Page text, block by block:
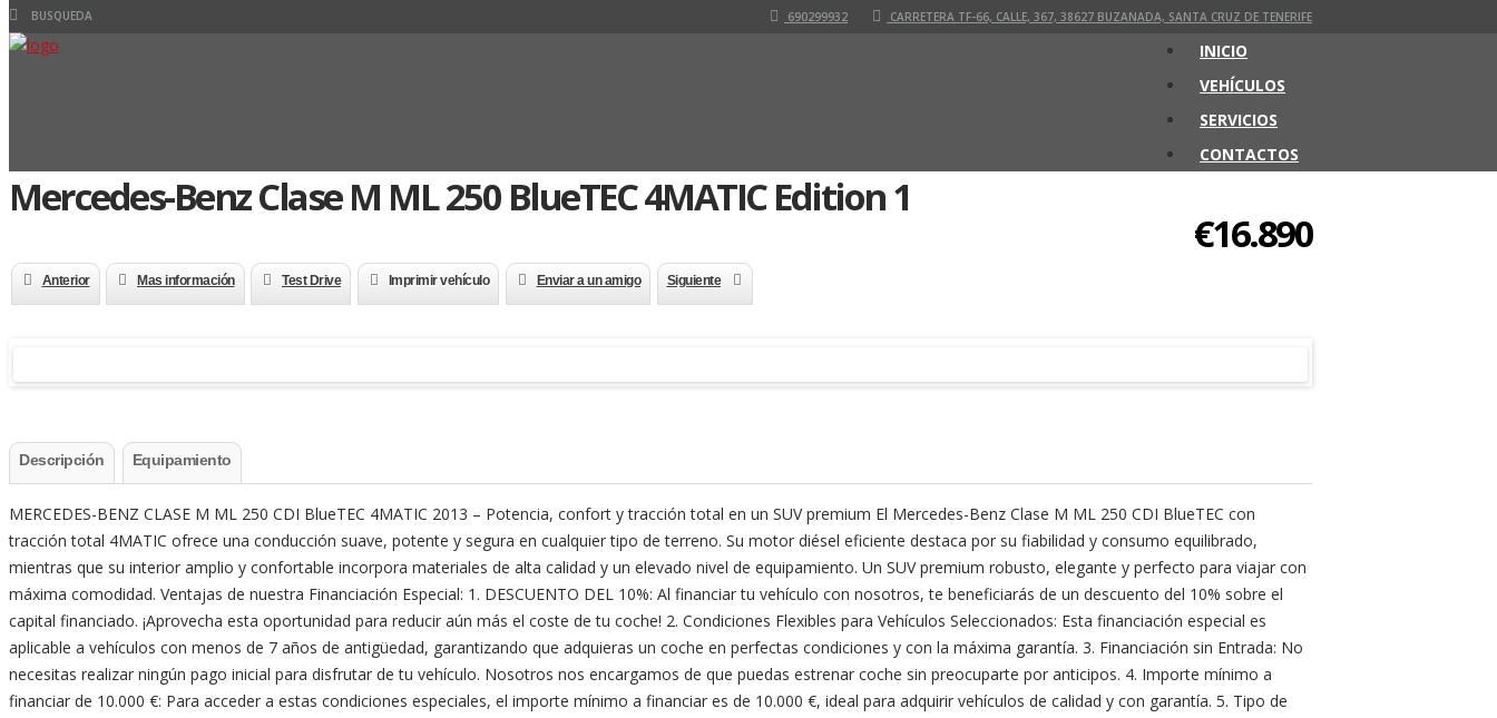
690299932 CARRETERA TF-66, CALLE, 367, 38627 BUZANADA, SANTA CRUZ DE TENERIFE
INICIO
VEHÍCULOS
SERVICIOS
CONTACTOS
Mercedes-Benz Clase M ML 250 BlueTEC 4MATIC Edition 1
€16.890
Anterior Mas información Test Drive Imprimir vehículo Enviar a un amigo Siguiente
Descripción Equipamiento
MERCEDES-BENZ CLASE M ML 250 CDI BlueTEC 4MATIC 2013 – Potencia, confort y tracción total en un SUV premium El Mercedes-Benz Clase M ML 250 CDI BlueTEC con
tracción total 4MATIC ofrece una conducción suave, potente y segura en cualquier tipo de terreno. Su motor diésel eficiente destaca por su fiabilidad y consumo equilibrado,
mientras que su interior amplio y confortable incorpora materiales de alta calidad y un elevado nivel de equipamiento. Un SUV premium robusto, elegante y perfecto para viajar con
máxima comodidad. Ventajas de nuestra Financiación Especial: 1. DESCUENTO DEL 10%: Al financiar tu vehículo con nosotros, te beneficiarás de un descuento del 10% sobre el
capital financiado. ¡Aprovecha esta oportunidad para reducir aún más el coste de tu coche! 2. Condiciones Flexibles para Vehículos Seleccionados: Esta financiación especial es
aplicable a vehículos con menos de 7 años de antigüedad, garantizando que adquieras un coche en perfectas condiciones y con la máxima garantía. 3. Financiación sin Entrada: No
necesitas realizar ningún pago inicial para disfrutar de tu vehículo. Nosotros nos encargamos de que puedas estrenar coche sin preocuparte por anticipos. 4. Importe mínimo a
financiar de 10.000 €: Para acceder a estas condiciones especiales, el importe mínimo a financiar es de 10.000 €, ideal para adquirir vehículos de calidad y con garantía. 5. Tipo de